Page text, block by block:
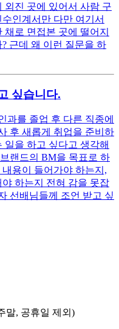
외진 곳에 있어서 사람 구
인계서만 다만 여기서
로 면접본 곳에 떨어지
근데 왜 이런 질문을 하
싶습니다.
과를 졸업 후 다른 직종에
후 새롭게 취업을 준비하
일을 하고 싶다고 생각해
랜드의 BM을 목표로 하
용이 들어가야 하는지,
하는지 전혀 감을 못잡
선배님들께 조언 받고 싶
말, 공휴일 제외)